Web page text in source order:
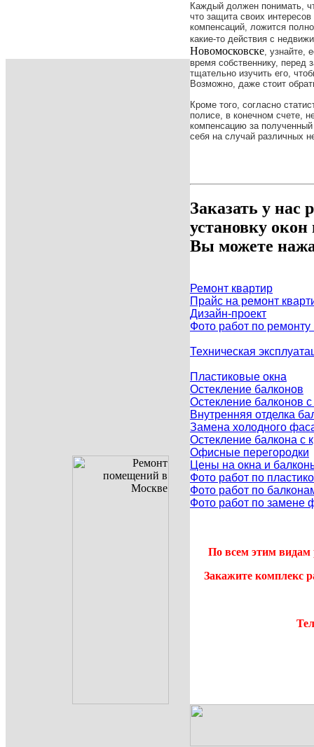
Каждый должен понимать,
что защита своих
компенсаций, ложится
какие-то действия с
Новомосковске, узнайте,
время собственнику, перед
тщательно изучить его,
Возможно, даже стоит
Кроме того, согласно
полисе, в конечном счете,
компенсацию за
себя на случай различных
Заказать у нас
установку
Вы можете
Ремонт квартир
Прайс на ремонт
Дизайн-проект
Фото работ по ремонту
Техническая
Пластиковые окна
Остекление балконов
Остекление балконов
Внутренняя отделка
Замена холодного
Остекление балкона с
Офисные перегородки
Цены на окна и
Фото работ по
Фото работ по
Фото работ по замене
По всем этим видам
Закажите комплекс